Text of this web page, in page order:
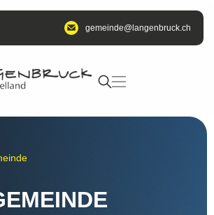
hc.kcurbnegnal
@edniemeg